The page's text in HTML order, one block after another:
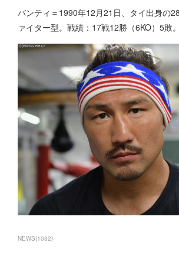
バンティ＝1990年12月21日、タイ出身の
ァイター型。戦績：17戦12勝（6KO）5敗。
NEWS(1032)